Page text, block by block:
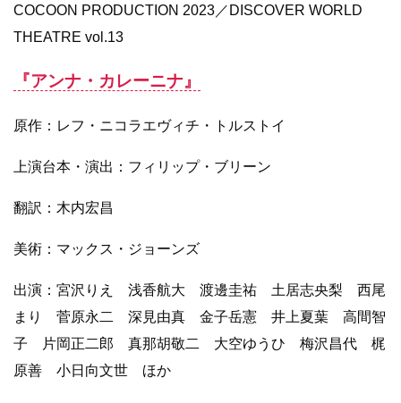
COCOON PRODUCTION 2023／DISCOVER WORLD
THEATRE vol.13
『アンナ・カレーニナ』
原作：レフ・ニコラエヴィチ・トルストイ
上演台本・演出：フィリップ・ブリーン
翻訳：木内宏昌
美術：マックス・ジョーンズ
出演：宮沢りえ 浅香航大 渡邊圭祐 土居志央梨 西尾
まり 菅原永二 深見由真 金子岳憲 井上夏葉 高間智
子 片岡正二郎 真那胡敬二 大空ゆうひ 梅沢昌代 梶
原善 小日向文世 ほか